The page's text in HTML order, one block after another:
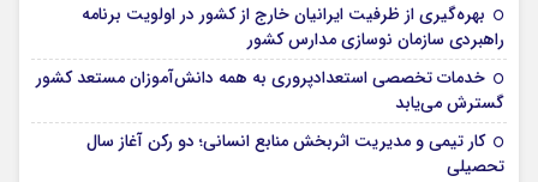
بهره‌گیری از ظرفیت ایرانیان خارج از کشور در اولویت برنامه
راهبردی سازمان نوسازی مدارس کشور
خدمات تخصصی استعدادپروری به همه دانش‌آموزان مستعد کشور
گسترش می‌یابد
کار تیمی و مدیریت اثربخش منابع انسانی؛ دو رکن آغاز سال
تحصیلی